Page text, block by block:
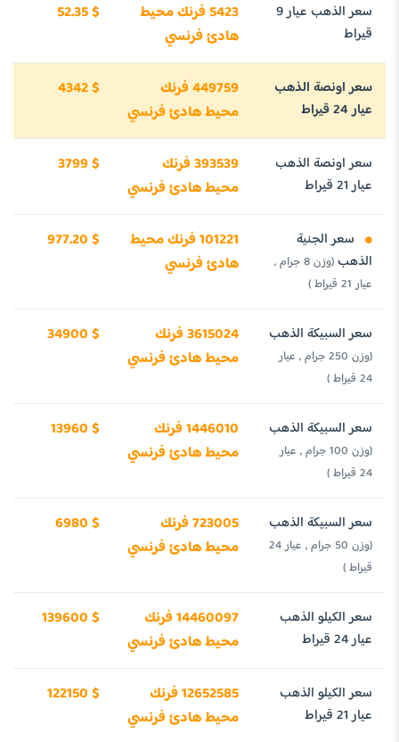
سعر الذهب عيار 9
قيراط
5423 فرنك محيط
هادئ فرنسي
52.35 $
سعر اونصة الذهب
عيار 24 قيراط
449759 فرنك
محيط هادئ فرنسي
4342 $
سعر اونصة الذهب
عيار 21 قيراط
393539 فرنك
محيط هادئ فرنسي
3799 $
سعر الجنية
الذهب
(وزن 8 جرام ,
عيار 21 قيراط )
101221 فرنك محيط
هادئ فرنسي
977.20 $
سعر السبيكة الذهب
(وزن 250 جرام , عيار
24 قيراط )
3615024 فرنك
محيط هادئ فرنسي
34900 $
سعر السبيكة الذهب
(وزن 100 جرام , عيار
24 قيراط )
1446010 فرنك
محيط هادئ فرنسي
13960 $
سعر السبيكة الذهب
(وزن 50 جرام , عيار 24
قيراط )
723005 فرنك
محيط هادئ فرنسي
6980 $
سعر الكيلو الذهب
عيار 24 قيراط
14460097 فرنك
محيط هادئ فرنسي
139600 $
سعر الكيلو الذهب
عيار 21 قيراط
12652585 فرنك
محيط هادئ فرنسي
122150 $